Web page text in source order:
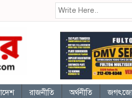
রাজনীতি অর্থনীতি